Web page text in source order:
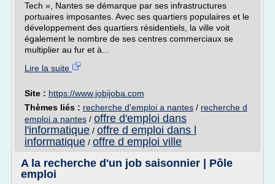
Tech », Nantes se démarque par ses infrastructures
portuaires imposantes. Avec ses quartiers populaires et le
développement des quartiers résidentiels, la ville voit
également le nombre de ses centres commerciaux se
multiplier au fur et à...
Lire la suite
Site : https://www.jobijoba.com
Thèmes liés : recherche d'emploi a nantes / recherche d
emploi a nantes / offre d'emploi dans
l'informatique / offre d emploi dans l
informatique / offre d emploi ville
A la recherche d'un job saisonnier | Pôle
emploi